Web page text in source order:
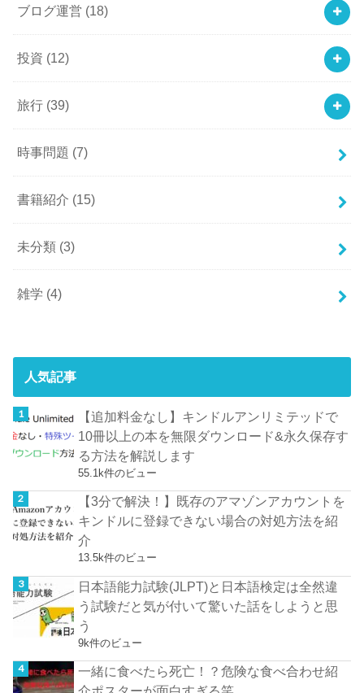
ブログ運営 (18)
投資 (12)
旅行 (39)
時事問題 (7)
書籍紹介 (15)
未分類 (3)
雑学 (4)
人気記事
【追加料金なし】キンドルアンリミテッドで
10冊以上の本を無限ダウンロード&永久保存す
る方法を解説します
55.1k件のビュー
【3分で解決！】既存のアマゾンアカウントを
キンドルに登録できない場合の対処方法を紹
介
13.5k件のビュー
日本語能力試験(JLPT)と日本語検定は全然違
う試験だと気が付いて驚いた話をしようと思
う
9k件のビュー
一緒に食べたら死亡！？危険な食べ合わせ紹